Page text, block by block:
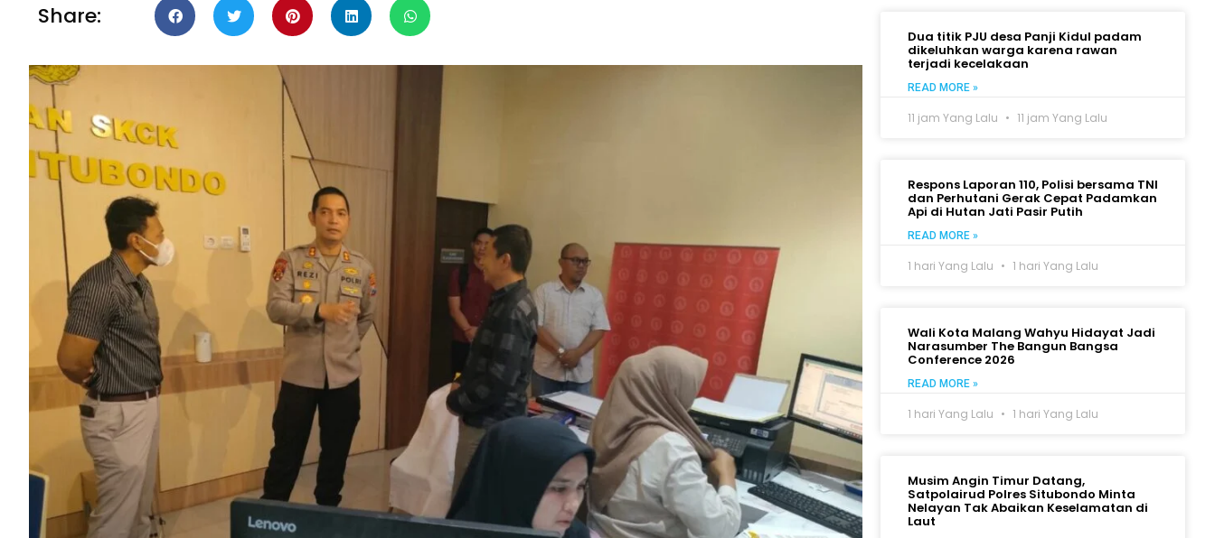
Share:
Dua titik PJU desa Panji Kidul padam
dikeluhkan warga karena rawan
terjadi kecelakaan
READ MORE »
11 jam Yang Lalu 11 jam Yang Lalu
Respons Laporan 110, Polisi bersama TNI
dan Perhutani Gerak Cepat Padamkan
Api di Hutan Jati Pasir Putih
READ MORE »
1 hari Yang Lalu 1 hari Yang Lalu
Wali Kota Malang Wahyu Hidayat Jadi
Narasumber The Bangun Bangsa
Conference 2026
READ MORE »
1 hari Yang Lalu 1 hari Yang Lalu
Musim Angin Timur Datang,
Satpolairud Polres Situbondo Minta
Nelayan Tak Abaikan Keselamatan di
Laut